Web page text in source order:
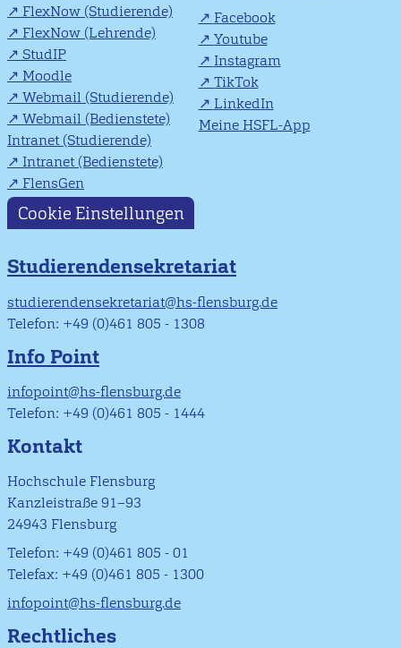
FlexNow (Studierende)
FlexNow (Lehrende)
StudIP
Moodle
Webmail (Studierende)
Webmail (Bedienstete)
Intranet (Studierende)
Intranet (Bedienstete)
FlensGen
Facebook
Youtube
Instagram
TikTok
LinkedIn
Meine HSFL-App
Cookie Einstellungen
Studierendensekretariat
studierendensekretariat@hs-flensburg.de
Telefon: +49 (0)461 805 - 1308
Info Point
infopoint@hs-flensburg.de
Telefon: +49 (0)461 805 - 1444
Kontakt
Hochschule Flensburg
Kanzleistraße 91–93
24943 Flensburg
Telefon: +49 (0)461 805 - 01
Telefax: +49 (0)461 805 - 1300
infopoint@hs-flensburg.de
Rechtliches